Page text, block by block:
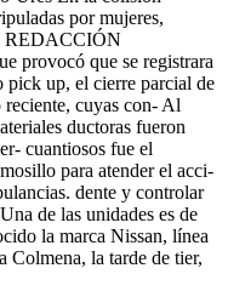
por mujeres,
REDACCIÓN
provocó que se registrara
up, el cierre parcial de
cuyas con- Al
ductoras fueron
cuantiosos fue el
para atender el acci-
dente y controlar
de las unidades es de
la marca Nissan, línea
la tarde de tier,